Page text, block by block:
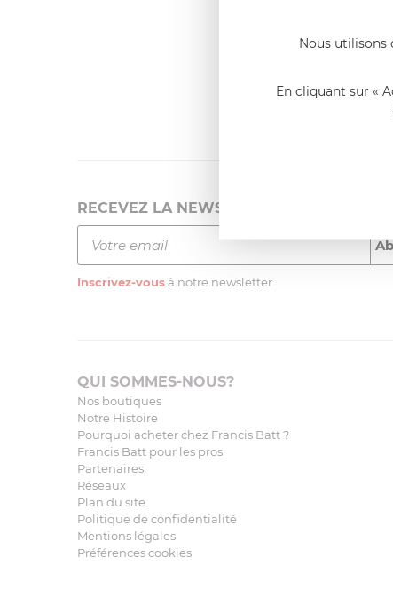
«Nous
qualité.
RECEVEZ LA NEWSLETTER
Inscrivez-vous à notre newsletter
QUI SOMMES-NOUS?
Nos boutiques
Notre Histoire
Pourquoi acheter chez Francis Batt ?
Francis Batt pour les pros
Partenaires
Réseaux
Plan du site
Politique de confidentialité
Mentions légales
Préférences cookies
Nous utilisons
En cliquant sur «